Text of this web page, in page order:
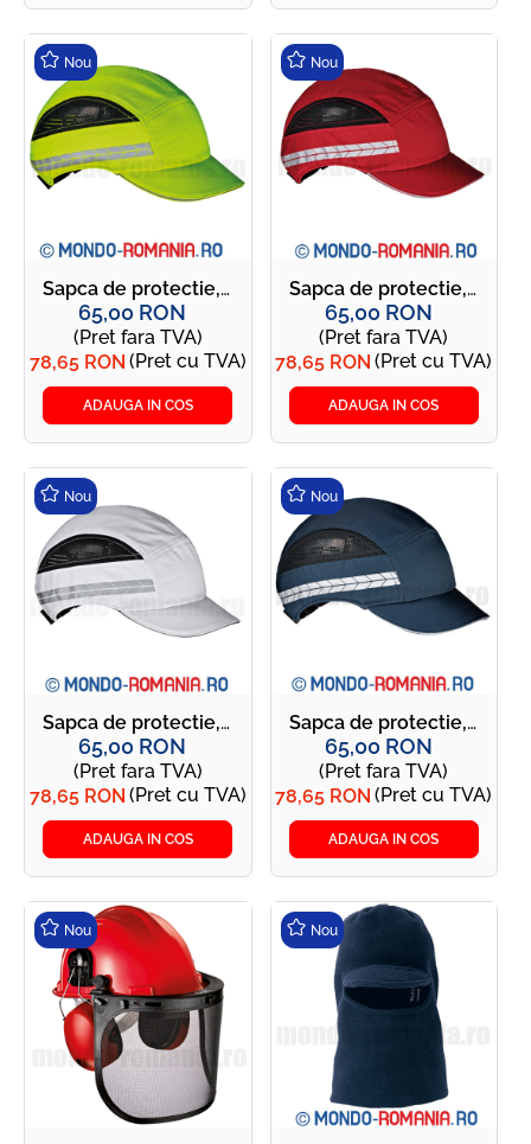
Sapca de protectie, usoara si respirabila, 135g - DUTY SIR - galben
Nou
65,00 RON
(Pret fara TVA)
78,65 RON (Pret cu TVA)
ADAUGA IN COS
Sapca de protectie, usoara si respirabila, 135g - DUTY SIR - rosie
Nou
65,00 RON
(Pret fara TVA)
78,65 RON (Pret cu TVA)
ADAUGA IN COS
Sapca de protectie, usoara si respirabila, 135g - DUTY SIR - alba
Nou
65,00 RON
(Pret fara TVA)
78,65 RON (Pret cu TVA)
ADAUGA IN COS
Sapca de protectie, usoara si respirabila, 135g - DUTY SIR - bleumarin
Nou
65,00 RON
(Pret fara TVA)
78,65 RON (Pret cu TVA)
ADAUGA IN COS
Nou Nou